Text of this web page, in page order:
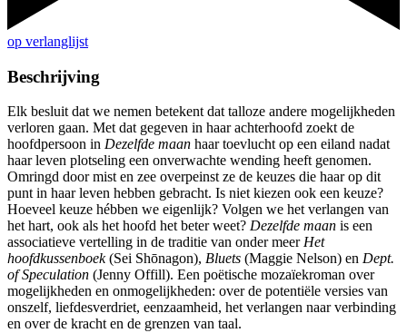
op verlanglijst
Beschrijving
Elk besluit dat we nemen betekent dat talloze andere mogelijkheden
verloren gaan. Met dat gegeven in haar achterhoofd zoekt de
hoofdpersoon in Dezelfde maan haar toevlucht op een eiland nadat
haar leven plotseling een onverwachte wending heeft genomen.
Omringd door mist en zee overpeinst ze de keuzes die haar op dit
punt in haar leven hebben gebracht. Is niet kiezen ook een keuze?
Hoeveel keuze hébben we eigenlijk? Volgen we het verlangen van
het hart, ook als het hoofd het beter weet? Dezelfde maan is een
associatieve vertelling in de traditie van onder meerHet
hoofdkussenboek(Sei Shōnagon), Bluets (Maggie Nelson) en Dept.
of Speculation (Jenny Offill). Een poëtische mozaïekroman over
mogelijkheden en onmogelijkheden: over de potentiële versies van
onszelf, liefdesverdriet, eenzaamheid, het verlangen naar verbinding
en over de kracht en de grenzen van taal.